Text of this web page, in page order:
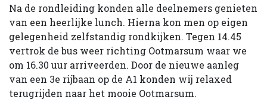
Na de rondleiding konden alle deelnemers genieten
van een heerlijke lunch. Hierna kon men op eigen
gelegenheid zelfstandig rondkijken. Tegen 14.45
vertrok de bus weer richting Ootmarsum waar we
om 16.30 uur arriveerden. Door de nieuwe aanleg
van een 3e rijbaan op de A1 konden wij relaxed
terugrijden naar het mooie Ootmarsum.